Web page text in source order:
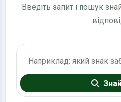
Введіть запит і пошук